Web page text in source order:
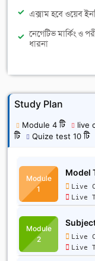
এক্সাম হবে ওয়েব
নেগেটিভ মার্কিং ও
ধারনা
Study Plan
Module 4 টি live
টি
Quize test 10 টি
Module
1
Model
Live
Live
Module
2
Live
Live